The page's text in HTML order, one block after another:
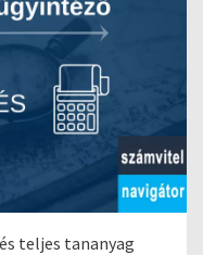
teljes tananyag